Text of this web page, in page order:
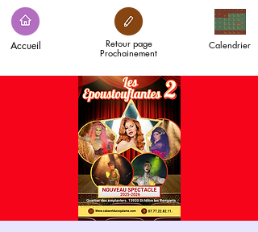
Accueil Calendrier
Retour page
Prochainement